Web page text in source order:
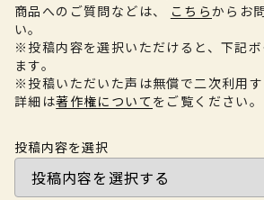
商品へのご質問などは、
こちらからお
い。
※投稿内容を選択いただけると、下記
ます。
※投稿いただいた声は無償で二次利用す
詳細は著作権について をご覧ください。
投稿内容を選択